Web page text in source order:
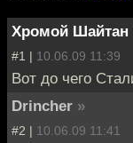
Хромой Шайтан
#1 | 10.06.09 11:39
Вот до чего
Drincher »
#2 | 10.06.09 11:41